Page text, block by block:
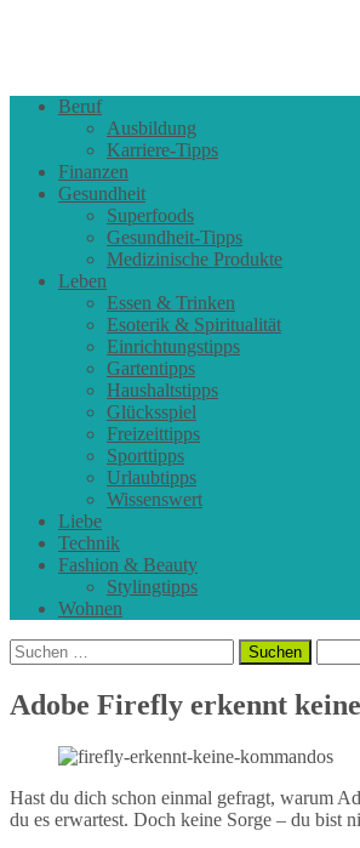
Beruf
Ausbildung
Karriere-Tipps
Finanzen
Gesundheit
Superfoods
Gesundheit-Tipps
Medizinische Produkte
Leben
Essen & Trinken
Esoterik & Spiritualität
Einrichtungstipps
Gartentipps
Haushaltstipps
Glücksspiel
Freizeittipps
Sporttipps
Urlaubtipps
Wissenswert
Liebe
Technik
Fashion & Beauty
Stylingtipps
Wohnen
Suchen
nach:
Adobe Firefly erkennt
Hast du dich schon einmal gefragt, warum
du es erwartest. Doch keine Sorge – du bist